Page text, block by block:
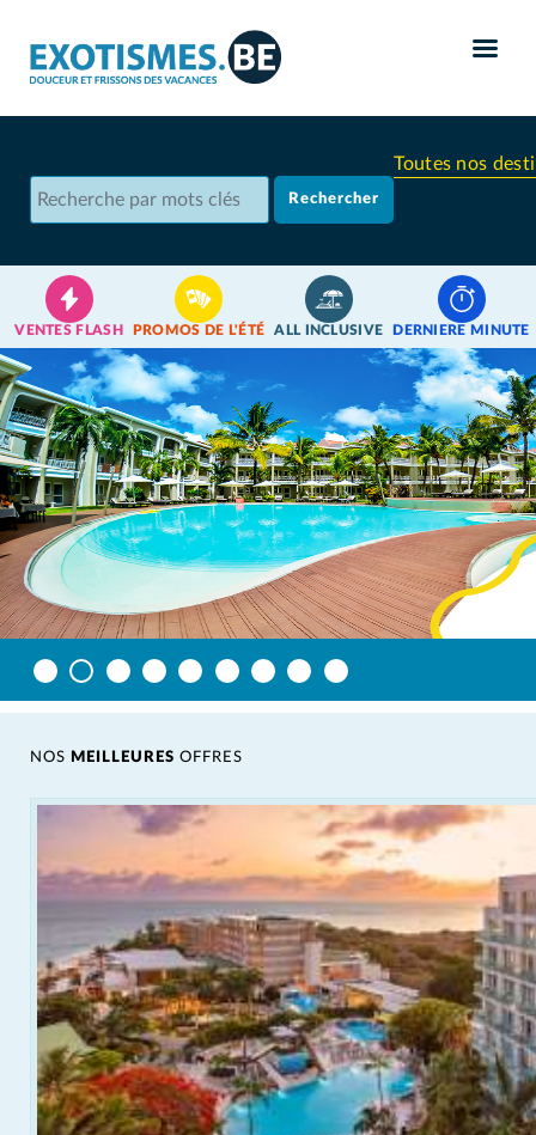
Toutes nos
VENTES FLASH PROMOS DE L'ÉTÉ ALL INCLUSIVE DERNIERE MINUTE
NOS MEILLEURES OFFRES